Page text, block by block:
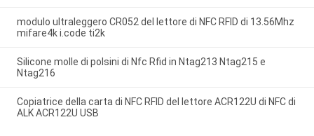
modulo ultraleggero CR052 del lettore di NFC RFID di 13.56Mhz
mifare4k i.code ti2k
Silicone molle di polsini di Nfc Rfid in Ntag213 Ntag215 e
Ntag216
Copiatrice della carta di NFC RFID del lettore ACR122U di NFC di
ALK ACR122U USB